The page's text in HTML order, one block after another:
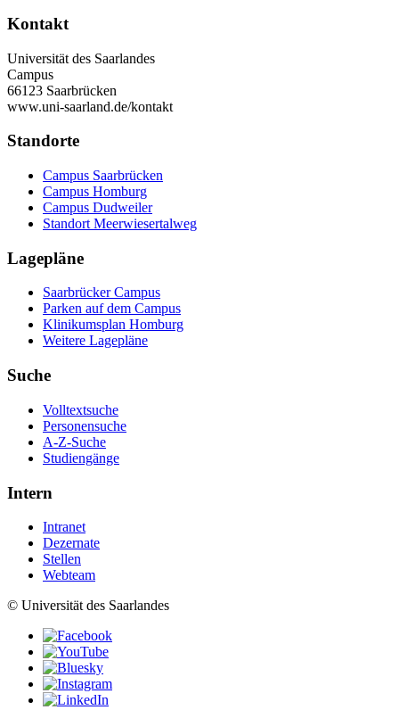
Kontakt
Universität des Saarlandes
Campus
66123 Saarbrücken
www.uni-saarland.de/kontakt
Standorte
Campus Saarbrücken
Campus Homburg
Campus Dudweiler
Standort Meerwiesertalweg
Lagepläne
Saarbrücker Campus
Parken auf dem Campus
Klinikumsplan Homburg
Weitere Lagepläne
Suche
Volltextsuche
Personensuche
A-Z-Suche
Studiengänge
Intern
Intranet
Dezernate
Stellen
Webteam
© Universität des Saarlandes